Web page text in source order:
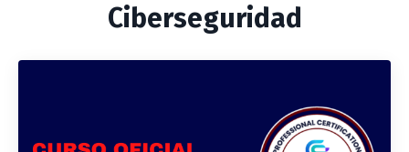
Ciberseguridad